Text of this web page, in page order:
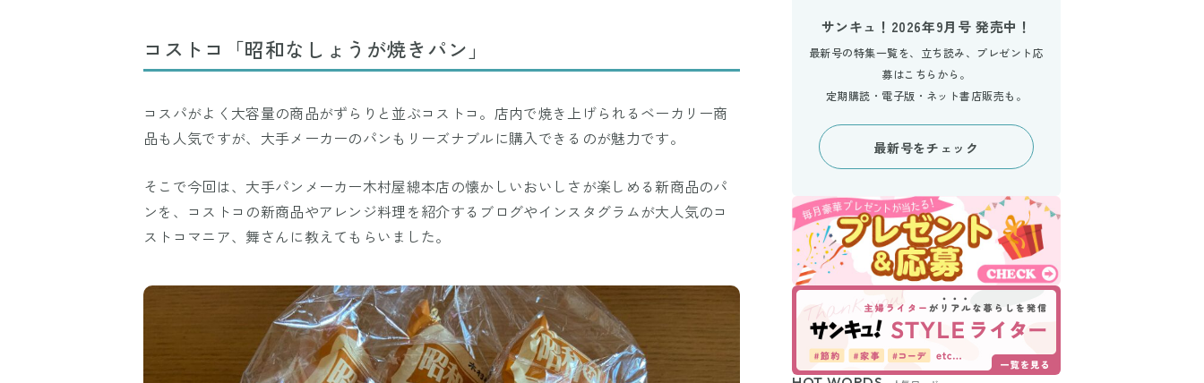
コストコ「昭和なしょうが焼きパン」
コスパがよく大容量の商品がずらりと並ぶコストコ。店内で焼き上げられるベーカリー商
品も人気ですが、大手メーカーのパンもリーズナブルに購入できるのが魅力です。
そこで今回は、大手パンメーカー木村屋總本店の懐かしいおいしさが楽しめる新商品のパ
ンを、コストコの新商品やアレンジ料理を紹介するブログやインスタグラムが大人気のコ
ストコマニア、舞さんに教えてもらいました。
サンキュ！2026年9月号 発売中！
最新号の特集一覧を、立ち読み、プレゼント応
募はこちらから。
定期購読・電子版・ネット書店販売も。
最新号をチェック